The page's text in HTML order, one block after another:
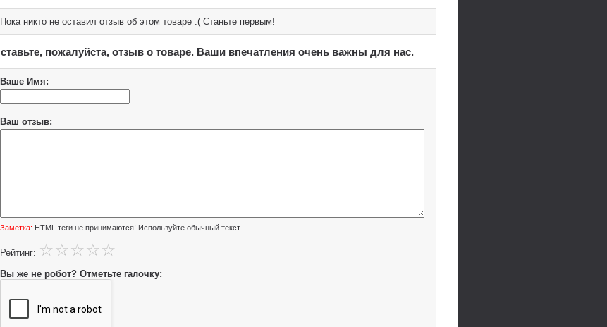
Пока никто не оставил отзыв об этом товаре :( Станьте первым!
пожалуйста, отзыв о товаре. Ваши впечатления очень важны для нас.
Ваше Имя:
Ваш отзыв:
Заметка: HTML теги не принимаются! Используйте обычный текст.
Рейтинг:
Вы же не робот? Отметьте галочку: